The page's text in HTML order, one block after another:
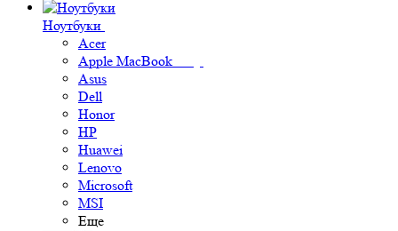
Ноутбуки
Acer
Apple MacBook
Asus
Dell
Honor
HP
Huawei
Lenovo
Microsoft
MSI
Еще